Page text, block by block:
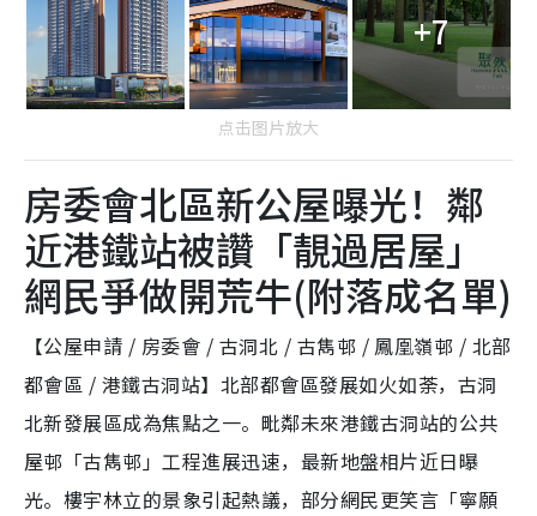
+7
点击图片放大
房委會北區新公屋曝光！鄰
近港鐵站被讚「靚過居屋」
網民爭做開荒牛(附落成名單)
【公屋申請 / 房委會 / 古洞北 / 古雋邨 / 鳳凰嶺邨 / 北部
都會區 / 港鐵古洞站】北部都會區發展如火如荼，古洞
北新發展區成為焦點之一。毗鄰未來港鐵古洞站的公共
屋邨「古雋邨」工程進展迅速，最新地盤相片近日曝
光。樓宇林立的景象引起熱議，部分網民更笑言「寧願